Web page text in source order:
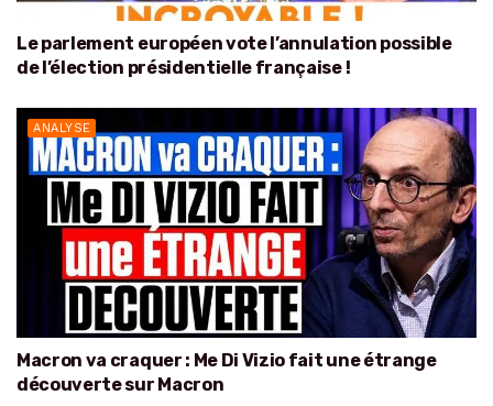
Le parlement européen vote l’annulation possible
de l’élection présidentielle française !
ANALYSE
Macron va craquer : Me Di Vizio fait une étrange
découverte sur Macron